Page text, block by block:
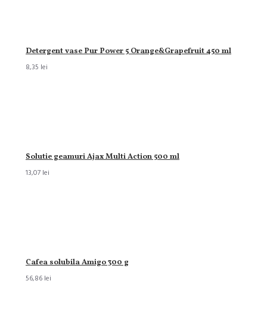
Detergent vase Pur Power 5 Orange&Grapefruit 450 ml
8,35 lei
Solutie geamuri Ajax Multi Action 500 ml
13,07 lei
Cafea solubila Amigo 300 g
56,86 lei